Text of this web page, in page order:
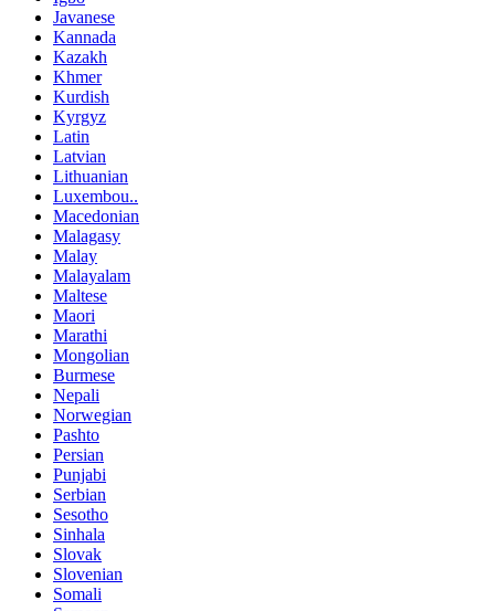
Javanese
Kannada
Kazakh
Khmer
Kurdish
Kyrgyz
Latin
Latvian
Lithuanian
Luxembou..
Macedonian
Malagasy
Malay
Malayalam
Maltese
Maori
Marathi
Mongolian
Burmese
Nepali
Norwegian
Pashto
Persian
Punjabi
Serbian
Sesotho
Sinhala
Slovak
Slovenian
Somali